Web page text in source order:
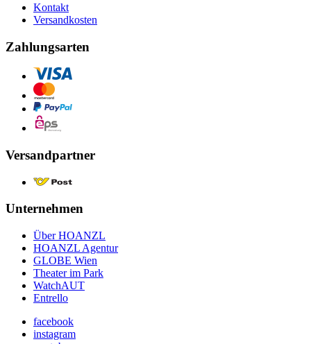
Kontakt
Versandkosten
Zahlungsarten
Versandpartner
Unternehmen
Über HOANZL
HOANZL Agentur
GLOBE Wien
Theater im Park
WatchAUT
Entrello
facebook
instagram